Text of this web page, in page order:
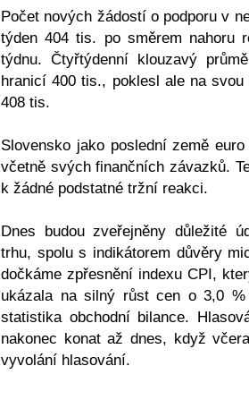
Počet nových žádostí o podporu v
týden 404 tis. po směrem nahoru
týdnu. Čtyřtýdenní klouzavý
hranicí 400 tis., poklesl ale na
408 tis.
Slovensko jako poslední země
včetně svých finančních závazků.
k žádné podstatné tržní reakci.
Dnes budou zveřejněny důležité
trhu, spolu s indikátorem důvěry
dočkáme zpřesnění indexu CPI,
ukázala na silný růst cen o 3,0
statistika obchodní bilance.
nakonec konat až dnes, když
vyvolání hlasování.